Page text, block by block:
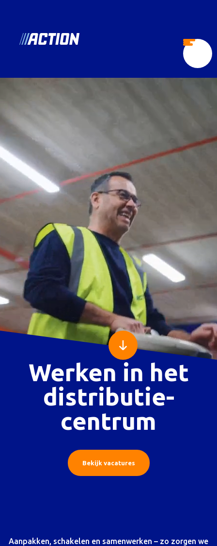
nl.action.jobs
Open
menu
Werken in het
distributie­
centrum
Aanpakken, schakelen en samenwerken – zo zorgen we
Bekijk vacatures
Naar
beneden
scrollen